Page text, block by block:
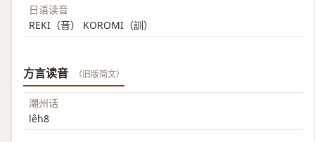
日语读音
REKI（音） KOROMI（訓）
方言读音 （旧版简文）
潮州话
lêh8